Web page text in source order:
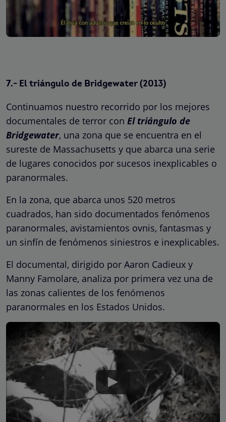
7.- El triángulo de Bridgewater (2013)
Continuamos nuestro recorrido por los mejores
documentales de terror con El triángulo de
Bridgewater, una zona que se encuentra en el
sureste de Massachusetts y que abarca una serie
de lugares conocidos por sucesos inexplicables o
paranormales.
En la zona, que abarca unos 520 metros
cuadrados, han sido documentados fenómenos
paranormales, avistamientos ovnis, fantasmas y
un sinfín de fenómenos siniestros e inexplicables.
El documental, dirigido por Aaron Cadieux y
Manny Famolare, analiza por primera vez una de
las zonas calientes de los fenómenos
paranormales en los Estados Unidos.